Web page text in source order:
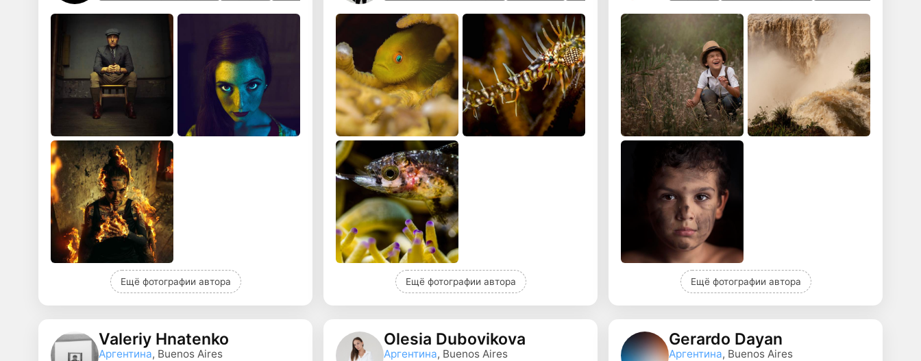
Ещё фотографии автора Ещё фотографии автора Ещё фотографии автора
Valeriy Hnatenko
Аргентина, Buenos Aires
Olesia Dubovikova
Аргентина, Buenos Aires
Gerardo Dayan
Аргентина, Buenos Aires